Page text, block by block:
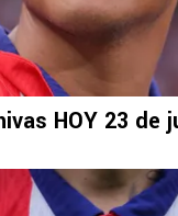
HOY 23 de